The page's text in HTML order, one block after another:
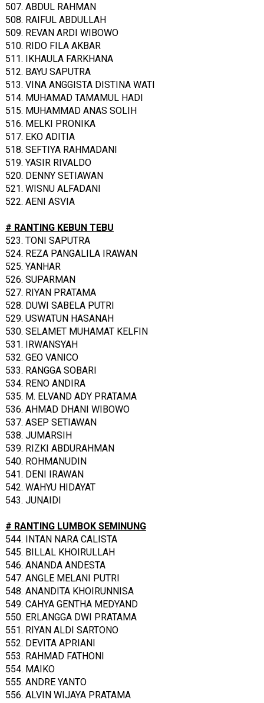
507. ABDUL RAHMAN
508. RAIFUL ABDULLAH
509. REVAN ARDI WIBOWO
510. RIDO FILA AKBAR
511. IKHAULA FARKHANA
512. BAYU SAPUTRA
513. VINA ANGGISTA DISTINA WATI
514. MUHAMAD TAMAMUL HADI
515. MUHAMMAD ANAS SOLIH
516. MELKI PRONIKA
517. EKO ADITIA
518. SEFTIYA RAHMADANI
519. YASIR RIVALDO
520. DENNY SETIAWAN
521. WISNU ALFADANI
522. AENI ASVIA
# RANTING KEBUN TEBU
523. TONI SAPUTRA
524. REZA PANGALILA IRAWAN
525. YANHAR
526. SUPARMAN
527. RIYAN PRATAMA
528. DUWI SABELA PUTRI
529. USWATUN HASANAH
530. SELAMET MUHAMAT KELFIN
531. IRWANSYAH
532. GEO VANICO
533. RANGGA SOBARI
534. RENO ANDIRA
535. M. ELVAND ADY PRATAMA
536. AHMAD DHANI WIBOWO
537. ASEP SETIAWAN
538. JUMARSIH
539. RIZKI ABDURAHMAN
540. ROHMANUDIN
541. DENI IRAWAN
542. WAHYU HIDAYAT
543. JUNAIDI
# RANTING LUMBOK SEMINUNG
544. INTAN NARA CALISTA
545. BILLAL KHOIRULLAH
546. ANANDA ANDESTA
547. ANGLE MELANI PUTRI
548. ANANDITA KHOIRUNNISA
549. CAHYA GENTHA MEDYAND
550. ERLANGGA DWI PRATAMA
551. RIYAN ALDI SARTONO
552. DEVITA APRIANI
553. RAHMAD FATHONI
554. MAIKO
555. ANDRE YANTO
556. ALVIN WIJAYA PRATAMA